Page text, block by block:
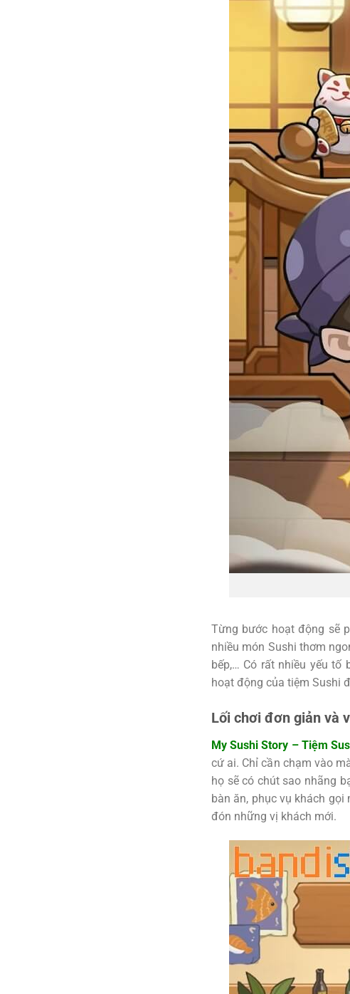
Từng bước hoạt động sẽ
nhiều món Sushi thơm
bếp,… Có rất nhiều yếu
hoạt động của tiệm Sushi
Lối chơi đơn giản và
My Sushi Story – Tiệm
cứ ai. Chỉ cần chạm vào
họ sẽ có chút sao nhãng
bàn ăn, phục vụ khách
đón những vị khách mới.